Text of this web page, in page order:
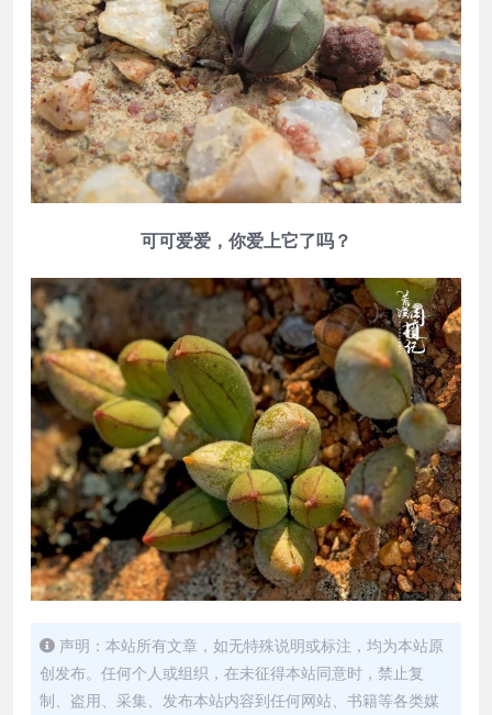
可可爱爱，你爱上它了吗？
声明：本站所有文章，如无特殊说明或标注，均为本站原
创发布。任何个人或组织，在未征得本站同意时，禁止复
制、盗用、采集、发布本站内容到任何网站、书籍等各类媒